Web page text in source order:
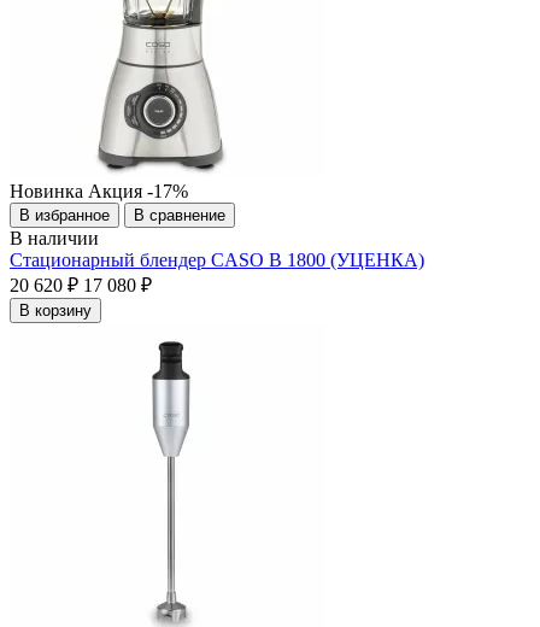
Новинка Акция -17%
В избранное В сравнение
В наличии
Стационарный блендер CASO B 1800 (УЦЕНКА)
20 620 ₽ 17 080 ₽
В корзину